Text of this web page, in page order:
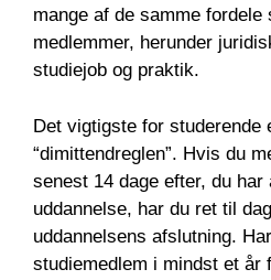
mange af de samme fordele
medlemmer, herunder
studiejob og praktik.
Det vigtigste for studerende
“dimittendreglen”. Hvis du
senest 14 dage efter, du har
uddannelse, har du ret til
uddannelsens afslutning.
studiemedlem i mindst et år